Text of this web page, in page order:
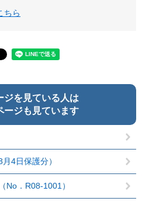
ちら
ジを見ている人は
ージも見ています
4日保護分）
No．R08-1001）